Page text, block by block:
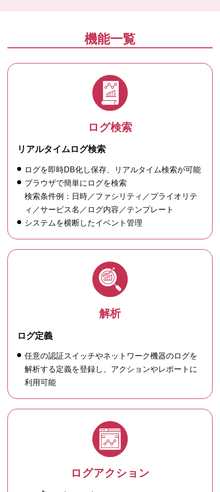
機能一覧
ログ検索
リアルタイムログ検索
ログを即時DB化し保存、リアルタイム検索が可能
ブラウザで簡単にログを検索
検索条件例：日時／ファシリティ／プライオリテ
ィ／サービス名／ログ内容／テンプレート
システムを横断したイベント管理
解析
ログ定義
任意の認証スイッチやネットワーク機器のログを
解析する定義を登録し、アクションやレポートに
利用可能
ログアクション